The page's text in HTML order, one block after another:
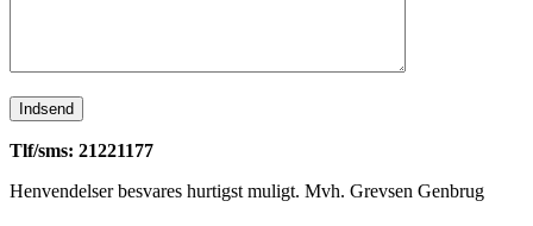
Tlf/sms: 21221177
Henvendelser besvares hurtigst muligt. Mvh. Grevsen Genbrug